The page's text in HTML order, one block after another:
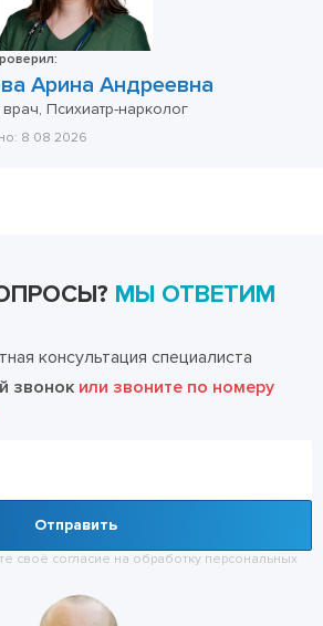
Арина Андреевна
Психиатр-нарколог
8 08 2026
МЫ ОТВЕТИМ
консультация специалиста
звонок или звоните по номеру
Отправить
своё согласие на обработку персональных